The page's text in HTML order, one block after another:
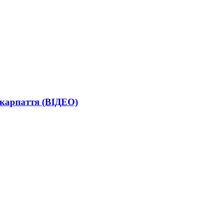
(ВІДЕО)